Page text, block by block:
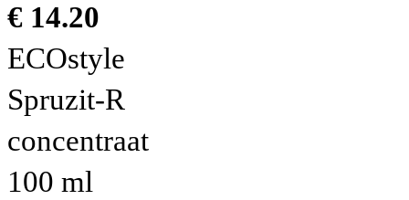
€ 14.20
ECOstyle
Spruzit-R
concentraat
100 ml